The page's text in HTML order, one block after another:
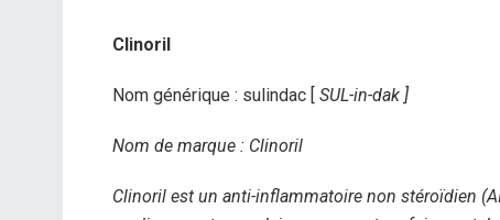
Clinoril
Nom générique : sulindac [ SUL-in-dak ]
Nom de marque : Clinoril
Clinoril est un anti-inflammatoire non stéroïdien